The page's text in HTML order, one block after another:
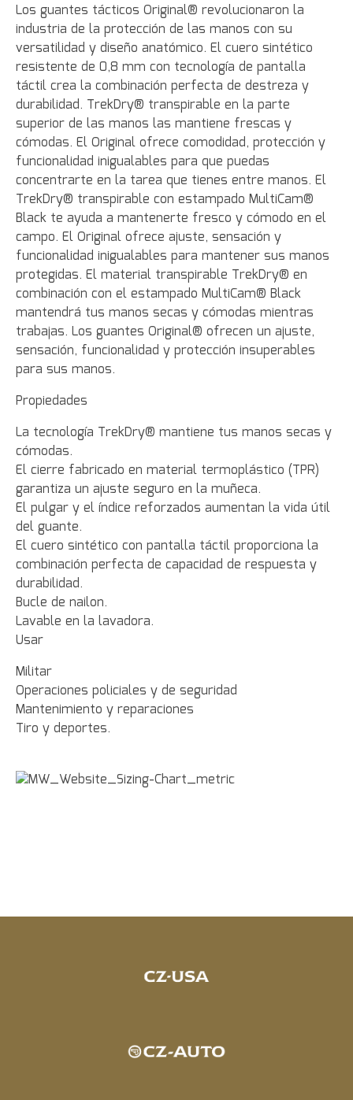
Los guantes tácticos Original® revolucionaron la
industria de la protección de las manos con su
versatilidad y diseño anatómico. El cuero sintético
resistente de 0,8 mm con tecnología de pantalla
táctil crea la combinación perfecta de destreza y
durabilidad. TrekDry® transpirable en la parte
superior de las manos las mantiene frescas y
cómodas. El Original ofrece comodidad, protección y
funcionalidad inigualables para que puedas
concentrarte en la tarea que tienes entre manos. El
TrekDry® transpirable con estampado MultiCam®
Black te ayuda a mantenerte fresco y cómodo en el
campo. El Original ofrece ajuste, sensación y
funcionalidad inigualables para mantener sus manos
protegidas. El material transpirable TrekDry® en
combinación con el estampado MultiCam® Black
mantendrá tus manos secas y cómodas mientras
trabajas. Los guantes Original® ofrecen un ajuste,
sensación, funcionalidad y protección insuperables
para sus manos.
Propiedades
La tecnología TrekDry® mantiene tus manos secas y
cómodas.
El cierre fabricado en material termoplástico (TPR)
garantiza un ajuste seguro en la muñeca.
El pulgar y el índice reforzados aumentan la vida útil
del guante.
El cuero sintético con pantalla táctil proporciona la
combinación perfecta de capacidad de respuesta y
durabilidad.
Bucle de nailon.
Lavable en la lavadora.
Usar
Militar
Operaciones policiales y de seguridad
Mantenimiento y reparaciones
Tiro y deportes.